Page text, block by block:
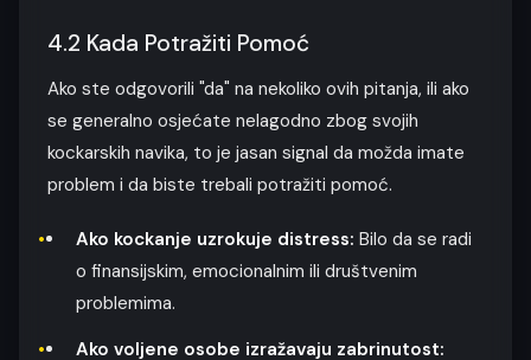
4.2 Kada Potražiti Pomoć
Ako ste odgovorili "da" na nekoliko ovih pitanja, ili ako
se generalno osjećate nelagodno zbog svojih
kockarskih navika, to je jasan signal da možda imate
problem i da biste trebali potražiti pomoć.
Ako kockanje uzrokuje distress: Bilo da se radi
o finansijskim, emocionalnim ili društvenim
problemima.
Ako voljene osobe izražavaju zabrinutost: